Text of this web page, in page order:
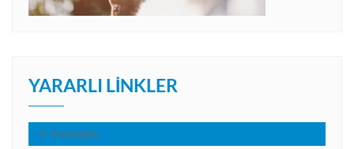
YARARLI LINKLER
Anasayfa